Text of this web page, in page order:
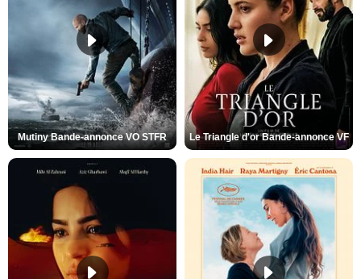
Mutiny Bande-annonce VO STFR Le Triangle d'or Bande-annonce VF